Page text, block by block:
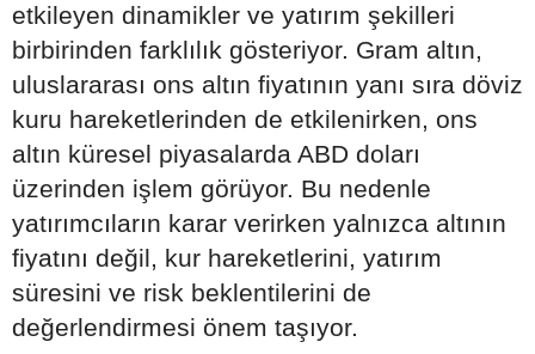
etkileyen dinamikler ve yatırım şekilleri
birbirinden farklılık gösteriyor. Gram altın,
uluslararası ons altın fiyatının yanı sıra döviz
kuru hareketlerinden de etkilenirken, ons
altın küresel piyasalarda ABD doları
üzerinden işlem görüyor. Bu nedenle
yatırımcıların karar verirken yalnızca altının
fiyatını değil, kur hareketlerini, yatırım
süresini ve risk beklentilerini de
değerlendirmesi önem taşıyor.